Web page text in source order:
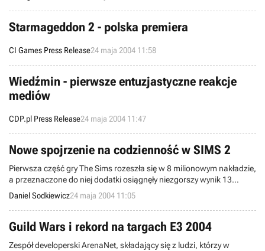
Starmageddon 2 - polska premiera
CI Games Press Release24 maja 2004 11:58
Wiedźmin - pierwsze entuzjastyczne reakcje
mediów
CDP.pl Press Release24 maja 2004 11:47
Nowe spojrzenie na codzienność w SIMS 2
Pierwsza część gry The Sims rozeszła się w 8 milionowym nakładzie,
a przeznaczone do niej dodatki osiągnęły niezgorszy wynik 13
milionów. Oczekiwana przez miliony fanów, kolejna odsłona
programu symulującego teoretycznie zwyczajną, szarą
rzeczywistość przeciętnego człowieka, zmieni dość widocznie
koncepcję na przedstawienie codzienności.
Daniel Sodkiewicz24 maja 2004 11:05
Guild Wars i rekord na targach E3 2004
Zespół developerski ArenaNet, składający się z ludzi, którzy w